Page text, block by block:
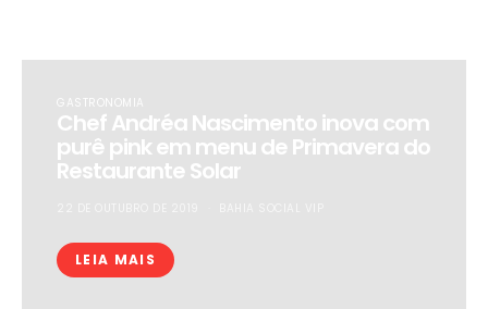
GASTRONOMIA
Chef Andréa Nascimento inova com
purê pink em menu de Primavera do
Restaurante Solar
LEIA MAIS